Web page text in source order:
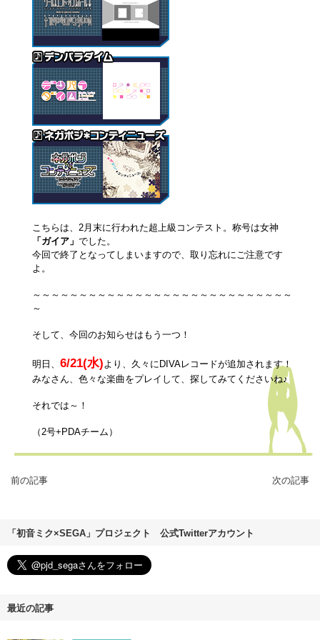
こちらは、2月末に行われた超上級コンテスト。称号は女神
「ガイア」 でした。
今回で終了となってしまいますので、取り忘れにご注意です
よ。
～～～～～～～～～～～～～～～～～～～～～～～～～～～～
～
そして、今回のお知らせはもう一つ！
明日、 6/21(水)より、久々にDIVAレコードが追加されます！
みなさん、色々な楽曲をプレイして、探してみてくださいね♪
それでは～！
（2号+PDAチーム）
前の記事 次の記事
「初音ミク×SEGA」プロジェクト 公式Twitterアカウント
最近の記事